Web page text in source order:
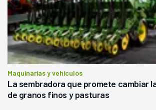
Maquinarias y vehículos
La sembradora que promete cambiar
de granos finos y pasturas